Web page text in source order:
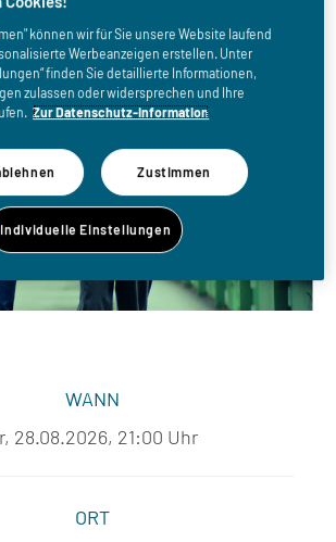
WANN
28.08.2026, 21:00 Uhr
ORT
können wir für Sie unsere Website laufend
Werbeanzeigen erstellen. Unter
finden Sie detaillierte Informationen,
zulassen oder widersprechen und Ihre
Zur Datenschutz-Information
Zustimmen
Individuelle Einstellungen